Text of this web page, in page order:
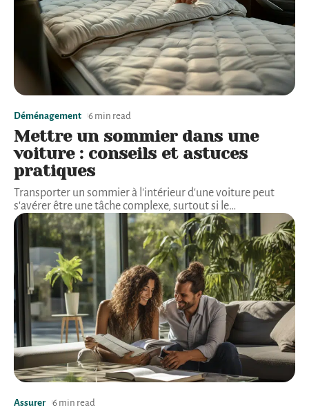
Déménagement 6 min read
Mettre un sommier dans une
voiture : conseils et astuces
pratiques
Transporter un sommier à l'intérieur d'une voiture peut
s'avérer être une tâche complexe, surtout si le…
Assurer 6 min read